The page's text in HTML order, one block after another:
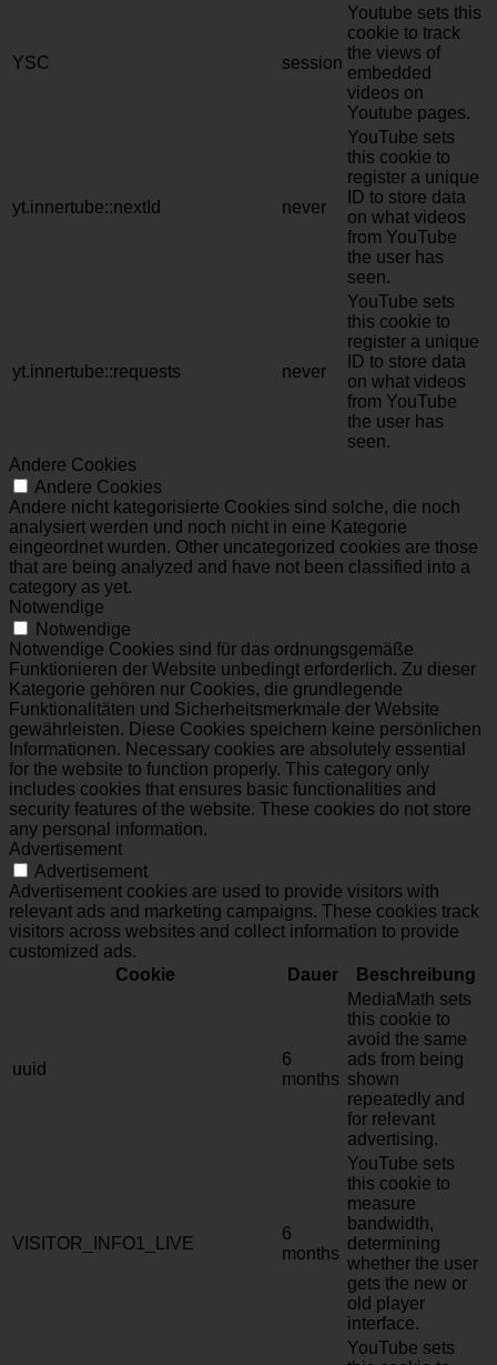
YSC session
Youtube sets this
cookie to track
the views of
embedded
videos on
Youtube pages.
yt.innertube::nextId never
YouTube sets
this cookie to
register a unique
ID to store data
on what videos
from YouTube
the user has
seen.
yt.innertube::requests never
YouTube sets
this cookie to
register a unique
ID to store data
on what videos
from YouTube
the user has
seen.
Andere Cookies
Andere Cookies
Andere nicht kategorisierte Cookies sind solche, die noch
analysiert werden und noch nicht in eine Kategorie
eingeordnet wurden. Other uncategorized cookies are those
that are being analyzed and have not been classified into a
category as yet.
Notwendige
Notwendige
Notwendige Cookies sind für das ordnungsgemäße
Funktionieren der Website unbedingt erforderlich. Zu dieser
Kategorie gehören nur Cookies, die grundlegende
Funktionalitäten und Sicherheitsmerkmale der Website
gewährleisten. Diese Cookies speichern keine persönlichen
Informationen. Necessary cookies are absolutely essential
for the website to function properly. This category only
includes cookies that ensures basic functionalities and
security features of the website. These cookies do not store
any personal information.
Advertisement
Advertisement
Advertisement cookies are used to provide visitors with
relevant ads and marketing campaigns. These cookies track
visitors across websites and collect information to provide
customized ads.
Cookie
Dauer Beschreibung
uuid
6
months
MediaMath sets
this cookie to
avoid the same
ads from being
shown
repeatedly and
for relevant
advertising.
VISITOR_INFO1_LIVE
6
months
YouTube sets
this cookie to
measure
bandwidth,
determining
whether the user
gets the new or
old player
interface.
YouTube sets